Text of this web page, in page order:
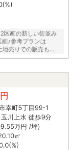
区画の新しい街並み
♪参考プランは
売りでの販売も相
幸町5丁目99-1
川上水 徒歩9分
万円 /坪)
㎡